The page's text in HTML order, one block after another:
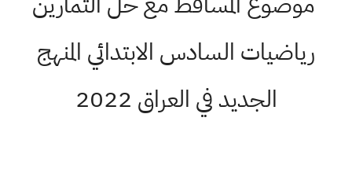
رياضيات السادس الابتدائي المنهج
الجديد في العراق 2022